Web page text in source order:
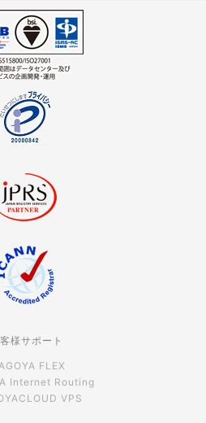
様サポート
FLEX
Internet Routing
VPS